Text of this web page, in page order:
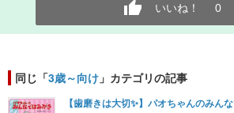
いいね！ 0
同じ「3歳～向け 」カテゴリの記事
【歯磨きは大切✨️】パオちゃんのみん